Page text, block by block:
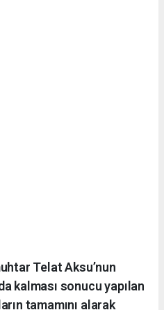
Telat Aksu’nun
kalması sonucu yapılan
tamamını alarak